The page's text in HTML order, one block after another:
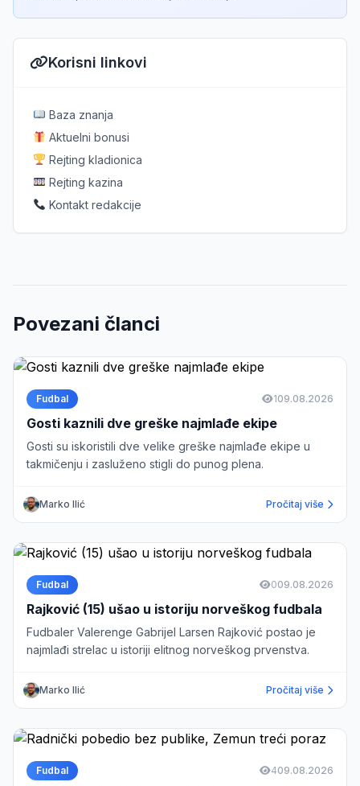
Korisni linkovi
Baza znanja
Aktuelni bonusi
Rejting kladionica
Rejting kazina
Kontakt redakcije
Povezani članci
Fudbal 109.08.2026
Gosti kaznili dve greške najmlađe ekipe
Gosti su iskoristili dve velike greške najmlađe ekipe u
takmičenju i zasluženo stigli do punog plena.
Marko Ilić Pročitaj više
Fudbal 009.08.2026
Rajković (15) ušao u istoriju norveškog fudbala
Fudbaler Valerenge Gabrijel Larsen Rajković postao je
najmlađi strelac u istoriji elitnog norveškog prvenstva.
Marko Ilić Pročitaj više
Fudbal 409.08.2026